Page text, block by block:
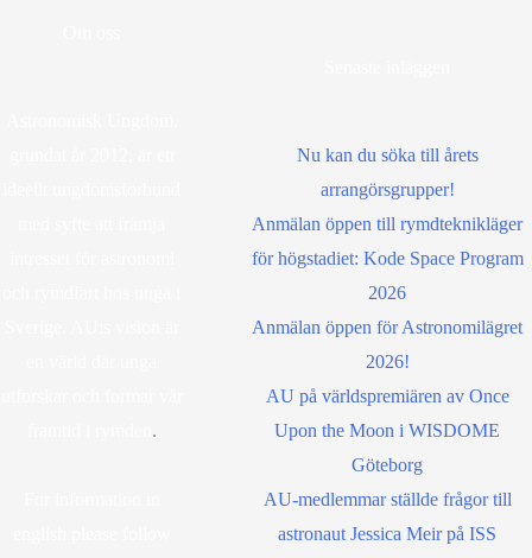
.
Nu kan du söka till årets
arrangörsgrupper!
Anmälan öppen till rymdteknikläger
för högstadiet: Kode Space Program
2026
Anmälan öppen för Astronomilägret
2026!
AU på världspremiären av Once
Upon the Moon i WISDOME
Göteborg
AU-medlemmar ställde frågor till
astronaut Jessica Meir på ISS